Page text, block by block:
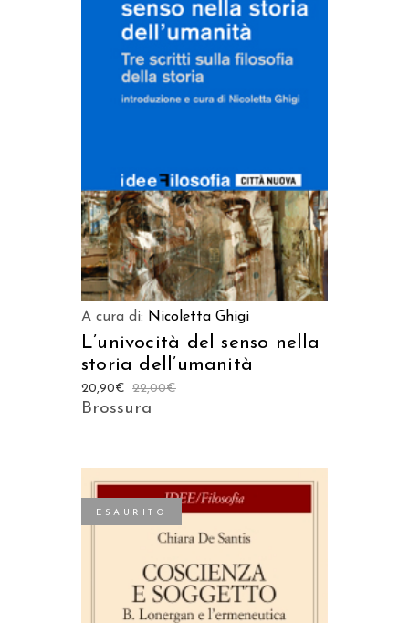
A cura di: Nicoletta Ghigi
L’univocità del senso nella
storia dell’umanità
22,00€
20,90€
Brossura
ESAURITO